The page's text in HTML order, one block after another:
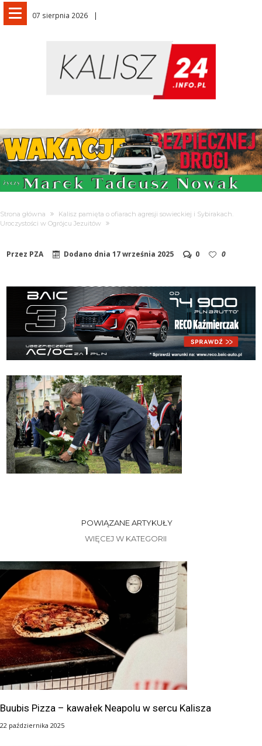
07 sierpnia 2026
Strona główna
Kalisz pamięta o ofiarach agresji sowieckiej i Sybirakach.
Uroczystości w Ogrójcu Jezuitów
Przez PZA Dodano dnia17 września 2025 0 0
POWIĄZANE ARTYKUŁY
WIĘCEJ W KATEGORII
Buubis Pizza – kawałek Neapolu w sercu Kalisza
22 października 2025